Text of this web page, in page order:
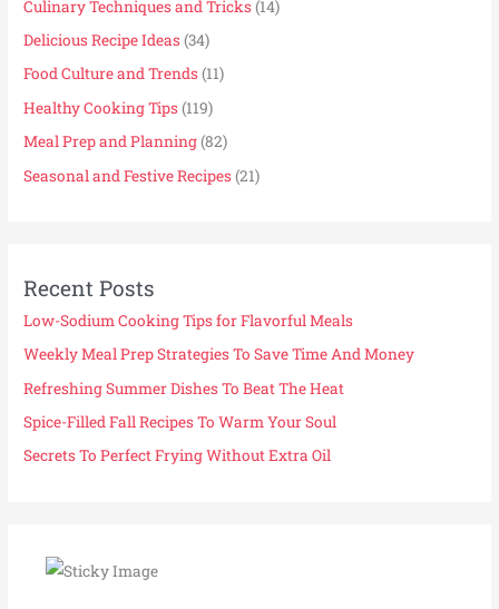
Culinary Techniques and Tricks(14)
Delicious Recipe Ideas(34)
Food Culture and Trends(11)
Healthy Cooking Tips(119)
Meal Prep and Planning(82)
Seasonal and Festive Recipes(21)
Recent Posts
Low-Sodium Cooking Tips for Flavorful Meals
Weekly Meal Prep Strategies To Save Time And Money
Refreshing Summer Dishes To Beat The Heat
Spice-Filled Fall Recipes To Warm Your Soul
Secrets To Perfect Frying Without Extra Oil